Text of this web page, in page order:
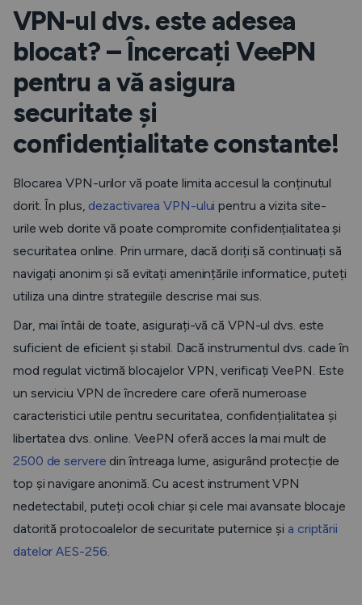
VPN-ul dvs. este adesea
blocat? – Încercați VeePN
pentru a vă asigura
securitate și
confidențialitate constante!
Blocarea VPN-urilor vă poate limita accesul la conținutul
dorit. În plus, dezactivarea VPN-ului pentru a vizita site-
urile web dorite vă poate compromite confidențialitatea și
securitatea online. Prin urmare, dacă doriți să continuați să
navigați anonim și să evitați amenințările informatice, puteți
utiliza una dintre strategiile descrise mai sus.
Dar, mai întâi de toate, asigurați-vă că VPN-ul dvs. este
suficient de eficient și stabil. Dacă instrumentul dvs. cade în
mod regulat victimă blocajelor VPN, verificați VeePN. Este
un serviciu VPN de încredere care oferă numeroase
caracteristici utile pentru securitatea, confidențialitatea și
libertatea dvs. online. VeePN oferă acces la mai mult de
2500 de servere din întreaga lume, asigurând protecție de
top și navigare anonimă. Cu acest instrument VPN
nedetectabil, puteți ocoli chiar și cele mai avansate blocaje
datorită protocoalelor de securitate puternice și a criptării
datelor AES-256.